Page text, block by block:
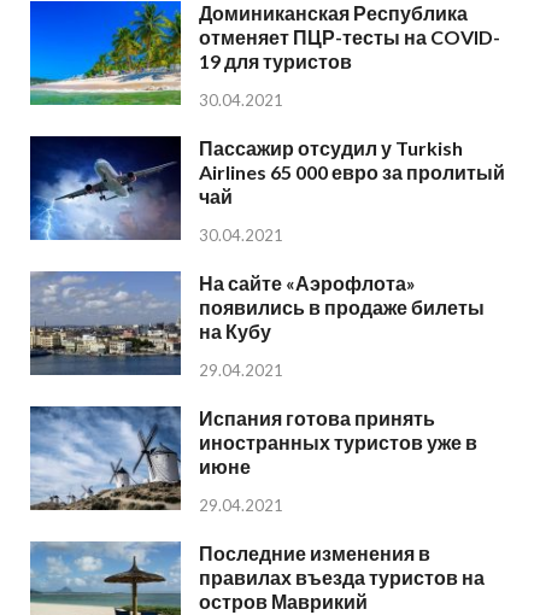
Доминиканская Республика
отменяет ПЦР-тесты на COVID-
19 для туристов
30.04.2021
Пассажир отсудил у Turkish
Airlines 65 000 евро за пролитый
чай
30.04.2021
На сайте «Аэрофлота»
появились в продаже билеты
на Кубу
29.04.2021
Испания готова принять
иностранных туристов уже в
июне
29.04.2021
Последние изменения в
правилах въезда туристов на
остров Маврикий